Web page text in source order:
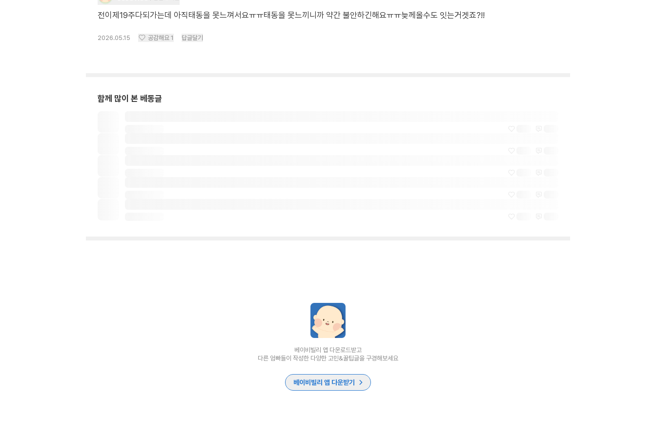
전이제19주다되가는데 아직태동을 못느껴서요ㅠㅠ태동을 못느끼니까 약간 불안하긴해요ㅠㅠ늦께올수도 잇는거겟죠?!!
2026.05.15 공감해요 1 답글달기
함께 많이 본 베동글
베이비빌리 앱 다운로드받고
다른 엄빠들이 작성한 다양한 고민&꿀팁글을 구경해보세요
베이비빌리 앱 다운받기